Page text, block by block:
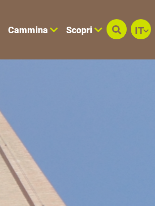
Cammina Scopri IT